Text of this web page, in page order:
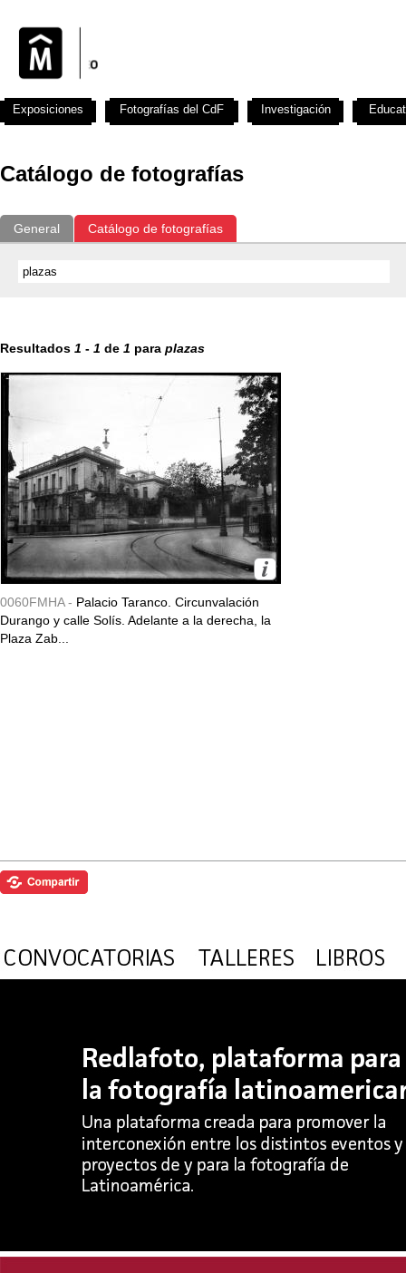
Catálogo de fotografías
General Catálogo de fotografías
Resultados 1 - 1 de 1 para plazas
0060FMHA - Palacio Taranco. Circunvalación
Durango y calle Solís. Adelante a la derecha, la
Plaza Zab...
Exposiciones Fotografías del CdF Investigación